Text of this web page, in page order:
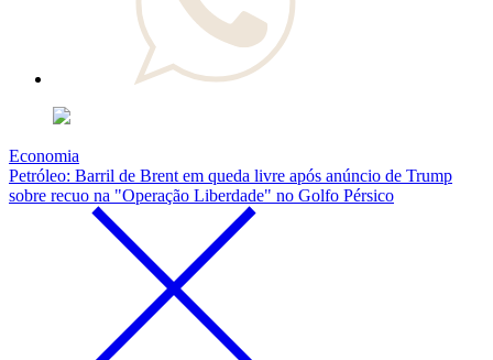
Economia
Petróleo: Barril de Brent em queda livre após anúncio de Trump
sobre recuo na "Operação Liberdade" no Golfo Pérsico